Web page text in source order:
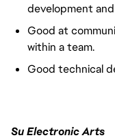
development
Good at
within a team.
Good technical
Su Electronic Arts